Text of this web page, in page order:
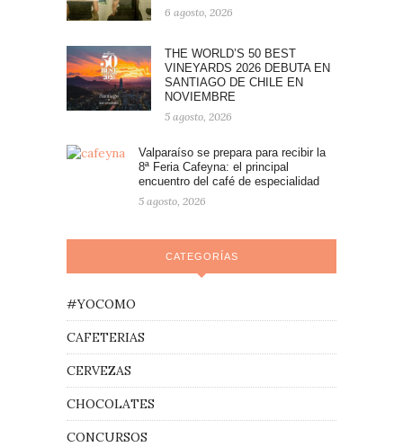
6 agosto, 2026
THE WORLD’S 50 BEST
VINEYARDS 2026 DEBUTA EN
SANTIAGO DE CHILE EN
NOVIEMBRE
5 agosto, 2026
Valparaíso se prepara para recibir la
8ª Feria Cafeyna: el principal
encuentro del café de especialidad
5 agosto, 2026
CATEGORÍAS
#YOCOMO
CAFETERIAS
CERVEZAS
CHOCOLATES
CONCURSOS